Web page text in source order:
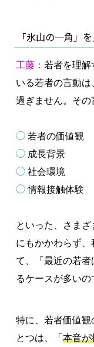
「氷山の一角」
工藤： 若者を理解
いる若者の言動は
過ぎません。その
◯ 若者の価値観
◯ 成長背景
◯ 社会環境
◯情報接触体験
といった、さまざ
にもかかわらず
て、「最近の若
るケースが多いの
特に、若者価値
とつは、「 本音が